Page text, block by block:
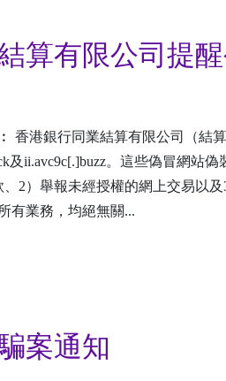
算有限公司提
香港銀行同業結算有限公司（結
及ii.avc9c[.]buzz。這些偽冒網站
2）舉報未經授權的網上交易以
有業務，均絕無關...
案通知